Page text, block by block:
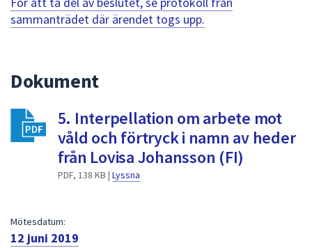
navigera
mellan
välja
något
av
sammanträdet där ärendet togs upp.
Dokument
5. Interpellation om arbete mot
våld och förtryck i namn av heder
från Lovisa Johansson (FI)
PDF, 138 KB | Lyssna
Mötesdatum:
12 juni 2019